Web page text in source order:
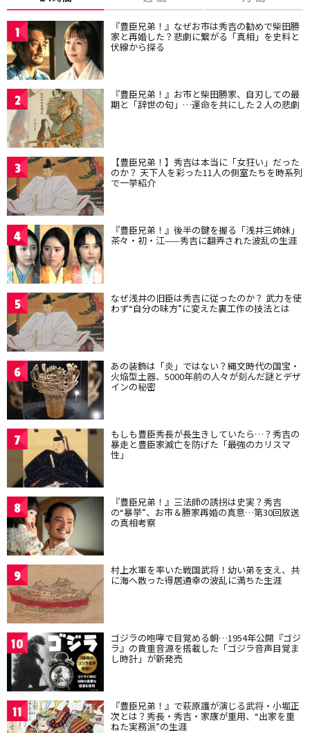
1 『豊臣兄弟！』なぜお市は秀吉の勧めで柴田勝
家と再婚した？悲劇に繋がる「真相」を史料と
伏線から探る
2 『豊臣兄弟！』お市と柴田勝家、自刃しての最
期と「辞世の句」…運命を共にした２人の悲劇
3 【豊臣兄弟！】秀吉は本当に「女狂い」だった
のか？ 天下人を彩った11人の側室たちを時系列
で一挙紹介
4 『豊臣兄弟！』後半の鍵を握る「浅井三姉妹」
茶々・初・江——秀吉に翻弄された波乱の生涯
5 なぜ浅井の旧臣は秀吉に従ったのか？ 武力を使
わず“自分の味方”に変えた裏工作の技法とは
6 あの装飾は「炎」ではない？縄文時代の国宝・
火焔型土器、5000年前の人々が刻んだ謎とデザ
インの秘密
7 もしも豊臣秀長が長生きしていたら…？秀吉の
暴走と豊臣家滅亡を防げた「最強のカリスマ
性」
8 『豊臣兄弟！』三法師の誘拐は史実？秀吉
の“暴挙”、お市＆勝家再婚の真意…第30回放送
の真相考察
9 村上水軍を率いた戦国武将！幼い弟を支え、共
に海へ散った得居通幸の波乱に満ちた生涯
10 ゴジラの咆哮で目覚める朝…1954年公開『ゴジ
ラ』の貴重音源を搭載した「ゴジラ音声目覚ま
し時計」が新発売
11 『豊臣兄弟！』で萩原護が演じる武将・小堀正
次とは？秀長・秀吉・家康が重用、“出家を重
ねた実務派”の生涯